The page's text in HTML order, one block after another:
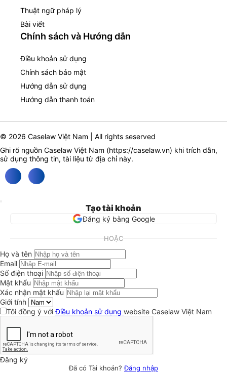
Thuật ngữ pháp lý
Bài viết
Chính sách và Hướng dẫn
Điều khoản sử dụng
Chính sách bảo mật
Hướng dẫn sử dụng
Hướng dẫn thanh toán
© 2026 Caselaw Việt Nam | All rights seserved
Ghi rõ nguồn Caselaw Việt Nam (https://caselaw.vn) khi trích dẫn,
sử dụng thông tin, tài liệu từ địa chỉ này.
Tạo tài khoản
Đăng ký bằng Google
HOẶC
Họ và tên
Email
Số điện thoại
Mật khẩu
Xác nhận mật khẩu
Giới tính
Tôi đồng ý vớiĐiều khoản sử dụng website Caselaw Việt Nam
Đăng ký
Đã có Tài khoản?Đăng nhập